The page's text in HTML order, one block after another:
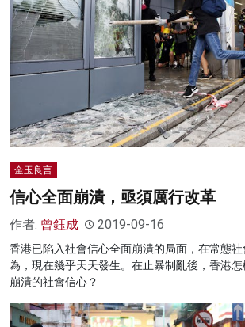
金玉良言
信心全面崩潰，亟須厲行改革
作者: 曾鈺成 2019-09-16
香港已陷入社會信心全面崩潰的局面，在常態
為，現在幾乎天天發生。在止暴制亂後，香港
崩潰的社會信心？